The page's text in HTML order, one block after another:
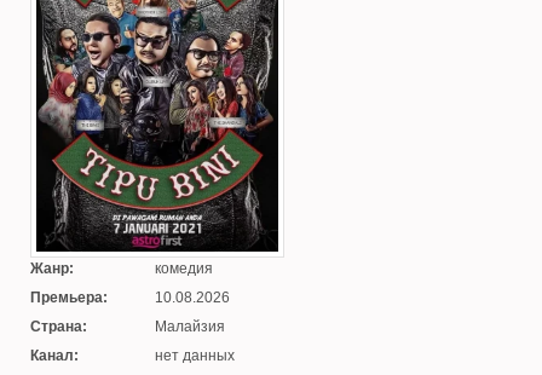
Жанр:
комедия
Премьера:
10.08.2026
Страна:
Малайзия
Канал:
нет данных